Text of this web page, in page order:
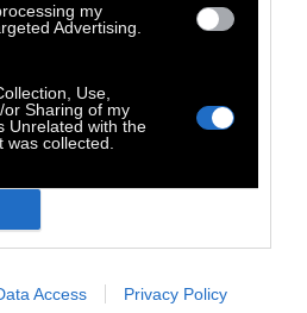
my
Advertising.
Use,
Sharing of my
Unrelated with the
collected.
Access Privacy Policy